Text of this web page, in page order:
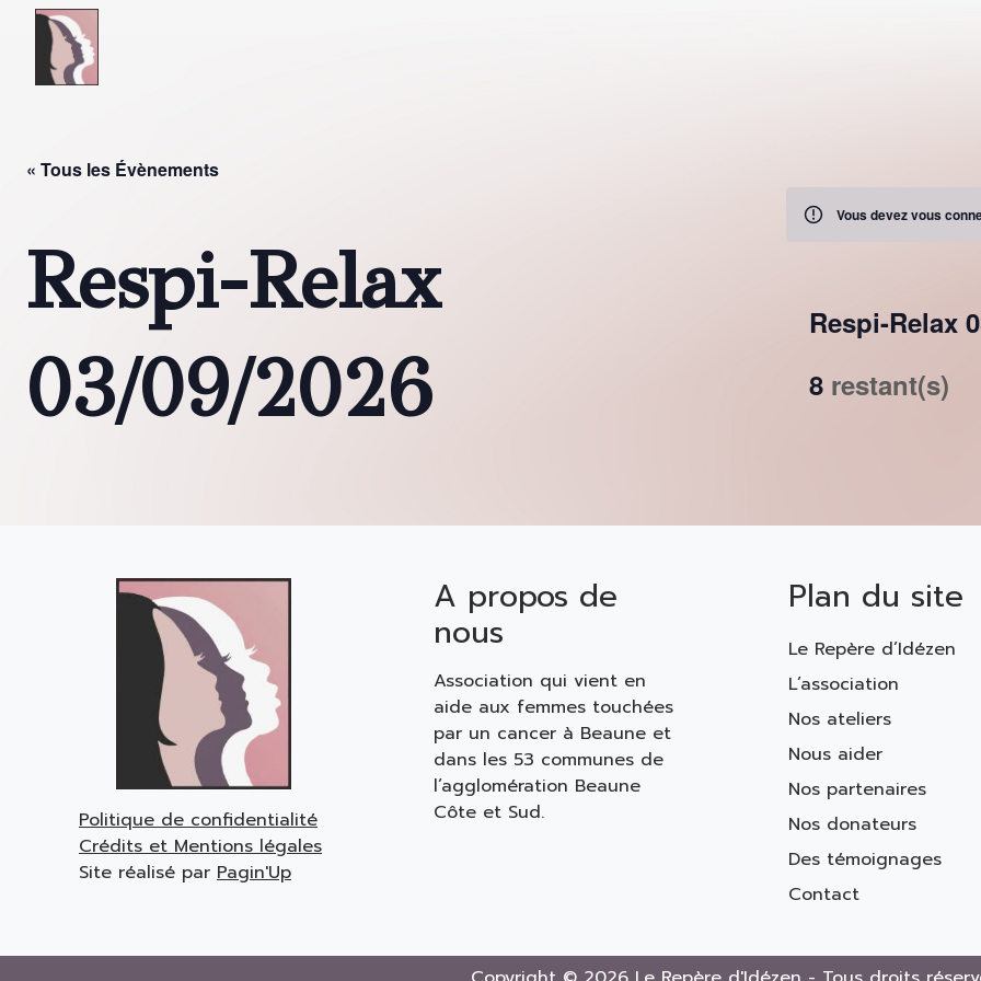
Skip to main content
« Tous les Évènements
Respi-Relax
03/09/2026
Vous devez vous
Respi-Relax
8 restant(s)
Politique de confidentialité
Crédits et Mentions légales
Site réalisé par Pagin'Up
A propos de
nous
Association qui vient en
aide aux femmes touchées
par un cancer à Beaune et
dans les 53 communes de
l’agglomération Beaune
Côte et Sud.
Plan du site
Le Repère d’Idézen
L’association
Nos ateliers
Nous aider
Nos partenaires
Nos donateurs
Des témoignages
Contact